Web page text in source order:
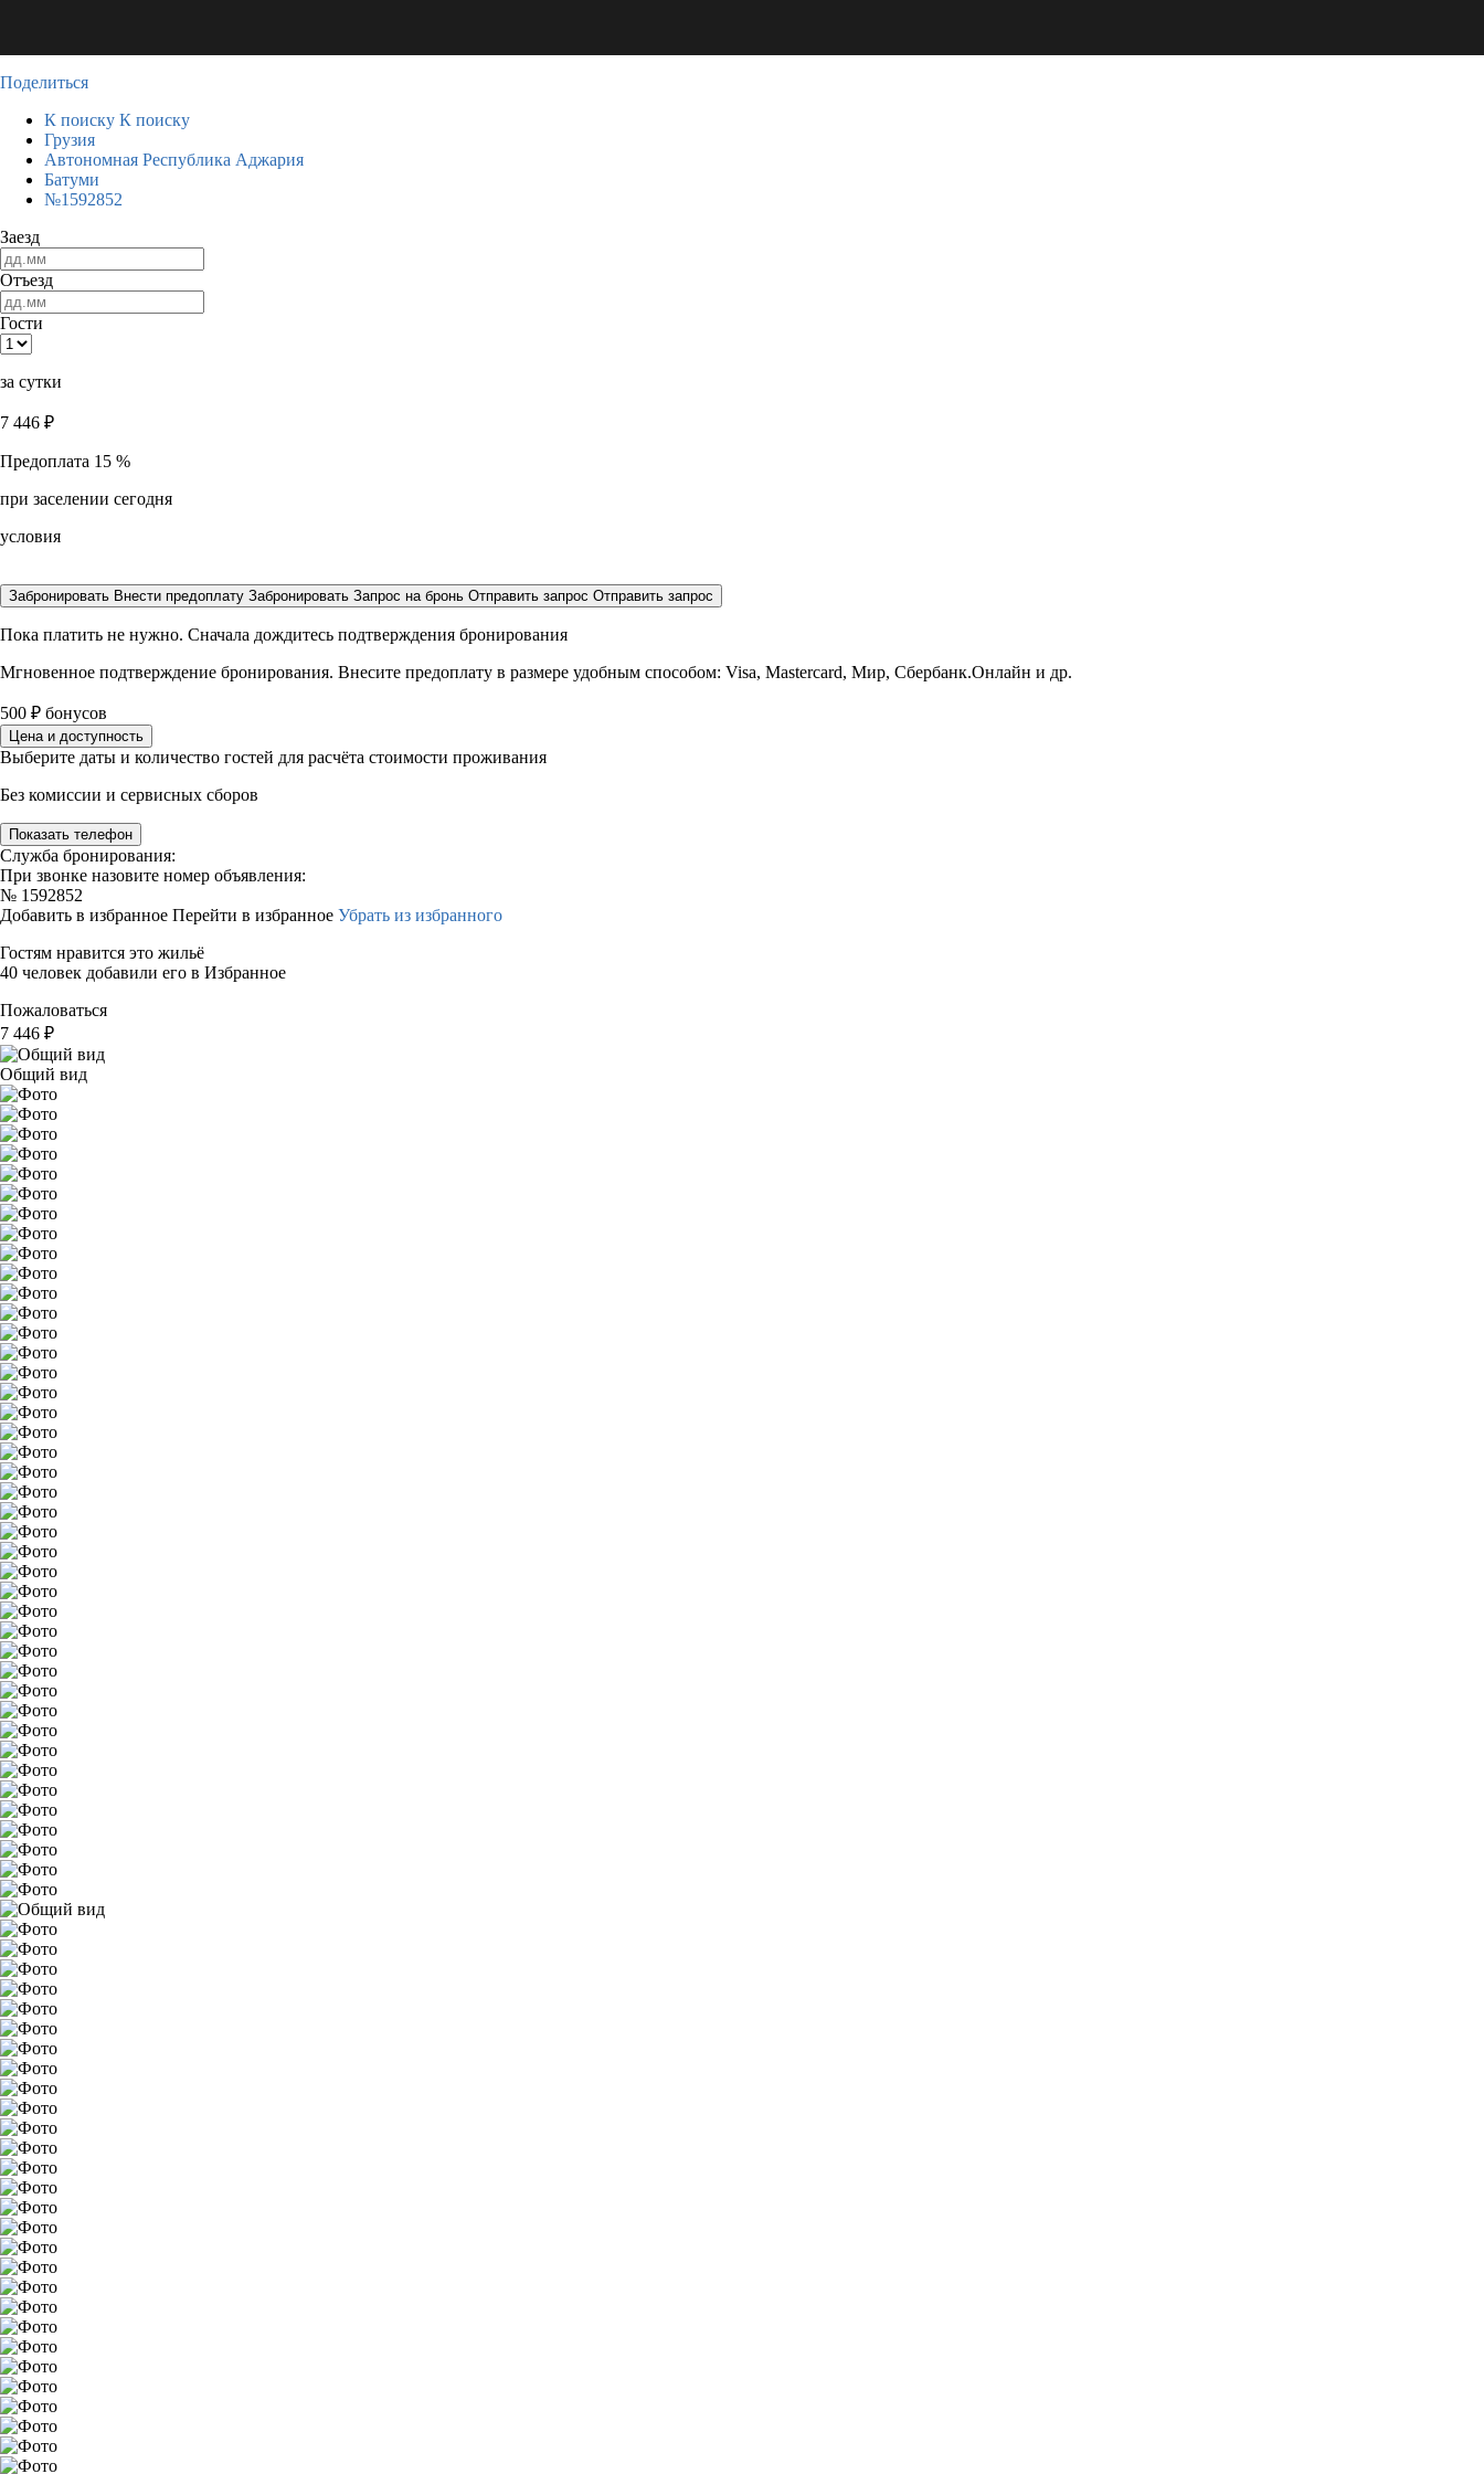
Поделиться
К поиску К поиску
Грузия
Автономная Республика Аджария
Батуми
№1592852
Заезд
Отъезд
Гости
за сутки
7 446 ₽
Предоплата 15 %
при заселении сегодня
условия
Забронировать Внести предоплату Забронировать Запрос на бронь Отправить запрос Отправить запрос
Пока платить не нужно. Сначала дождитесь подтверждения бронирования
Мгновенное подтверждение бронирования. Внесите предоплату в размере удобным способом: Visa, Mastercard, Мир, Сбербанк.Онлайн и др.
500 ₽ бонусов
Цена и доступность
Выберите даты и количество гостей для расчёта стоимости проживания
Без комиссии и сервисных сборов
Показать телефон
Служба бронирования:
При звонке назовите номер объявления:
№ 1592852
Добавить в избранное Перейти в избранное Убрать из избранного
Гостям нравится это жильё
40 человек добавили его в Избранное
Пожаловаться
7 446 ₽
Общий вид